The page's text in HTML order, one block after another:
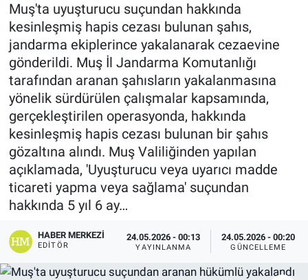
Muş'ta uyuşturucu suçundan hakkında
kesinleşmiş hapis cezası bulunan şahıs,
jandarma ekiplerince yakalanarak cezaevine
gönderildi. Muş İl Jandarma Komutanlığı
tarafından aranan şahısların yakalanmasına
yönelik sürdürülen çalışmalar kapsamında,
gerçekleştirilen operasyonda, hakkında
kesinleşmiş hapis cezası bulunan bir şahıs
gözaltına alındı. Muş Valiliğinden yapılan
açıklamada, 'Uyuşturucu veya uyarıcı madde
ticareti yapma veya sağlama' suçundan
hakkında 5 yıl 6 ay…
HABER MERKEZI
EDITÖR
24.05.2026 - 00:13
YAYINLANMA
24.05.2026 - 00:20
GÜNCELLEME